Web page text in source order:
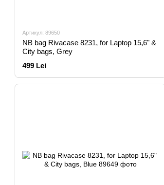
Артикул: 89650
NB bag Rivacase 8231, for Laptop 15,6" &
City bags, Grey
499 Lei